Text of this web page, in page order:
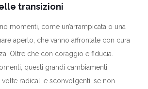
transizioni
momenti, come un’arrampicata o una
aperto, che vanno affrontate con cura
Oltre che con coraggio e fiducia.
questi grandi cambiamenti,
volte radicali e sconvolgenti, se non